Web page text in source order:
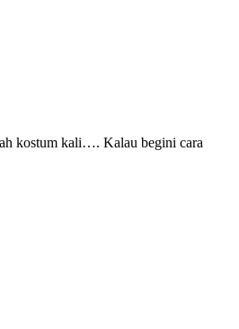
kostum kali…. Kalau begini cara